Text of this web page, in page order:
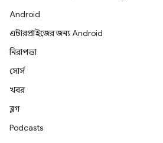
Android
এন্টারপ্রাইজের জন্য Android
নিরাপত্তা
সোর্স
খবর
ব্লগ
Podcasts